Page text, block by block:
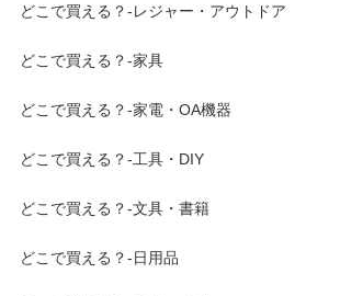
どこで買える？-レジャー・アウトドア
どこで買える？-家具
どこで買える？-家電・OA機器
どこで買える？-工具・DIY
どこで買える？-文具・書籍
どこで買える？-日用品